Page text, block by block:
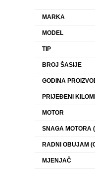
MARKA
MODEL
TIP
BROJ ŠASIJE
GODINA
PRIJEĐENI
MOTOR
SNAGA MOTORA
RADNI OBUJAM
MJENJAČ